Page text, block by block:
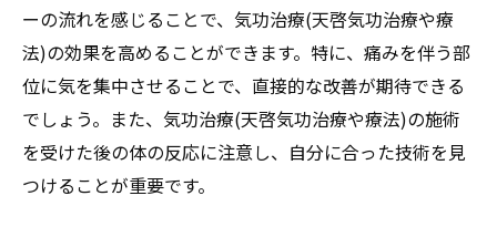
ーの流れを感じることで、気功治療(天啓気功治療や療
法)の効果を高めることができます。特に、痛みを伴う部
位に気を集中させることで、直接的な改善が期待できる
でしょう。また、気功治療(天啓気功治療や療法)の施術
を受けた後の体の反応に注意し、自分に合った技術を見
つけることが重要です。